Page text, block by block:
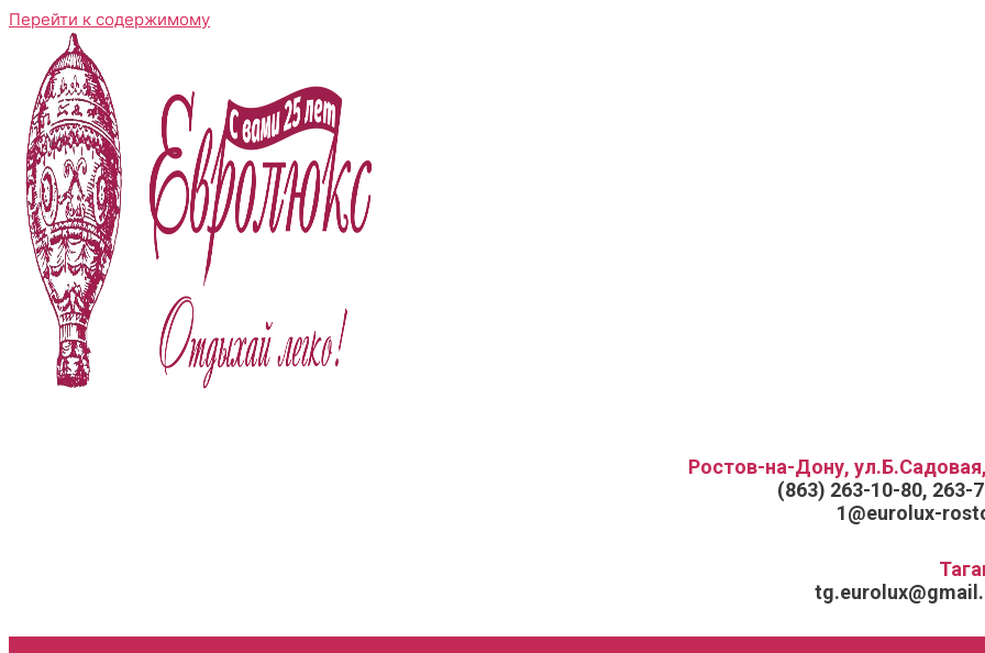
Перейти к содержимому
Ростов-на-Дону,
(863) 263-10-80, 263-
1@eurolux-